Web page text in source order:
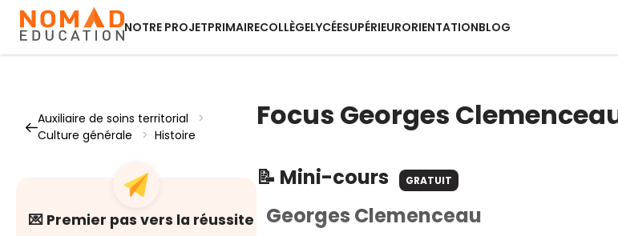
NOTRE PROJETPRIMAIRECOLLÈGELYCÉESUPÉRIEURORIENTATIONBLOG
Auxiliaire de soins territorial
>
Culture générale
> Histoire
💌 Premier pas vers la réussite
Focus Georges
📝 Mini-cours GRATUIT
Georges Clemenceau